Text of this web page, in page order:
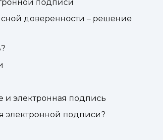
подписи
доверенности – решение
электронная подпись
электронной подписи?